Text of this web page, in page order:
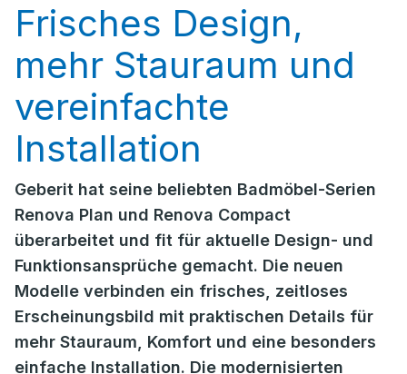
Frisches Design,
mehr Stauraum und
vereinfachte
Installation
Geberit hat seine beliebten Badmöbel-Serien
Renova Plan und Renova Compact
überarbeitet und fit für aktuelle Design- und
Funktionsansprüche gemacht. Die neuen
Modelle verbinden ein frisches, zeitloses
Erscheinungsbild mit praktischen Details für
mehr Stauraum, Komfort und eine besonders
einfache Installation. Die modernisierten